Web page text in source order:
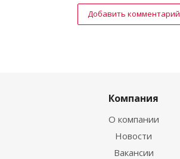
Добавить комментарий
Компания
О компании
Новости
Вакансии